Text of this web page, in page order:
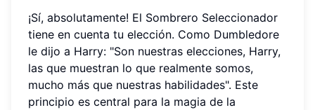
¡Sí, absolutamente! El Sombrero Seleccionador
tiene en cuenta tu elección. Como Dumbledore
le dijo a Harry: "Son nuestras elecciones, Harry,
las que muestran lo que realmente somos,
mucho más que nuestras habilidades". Este
principio es central para la magia de la